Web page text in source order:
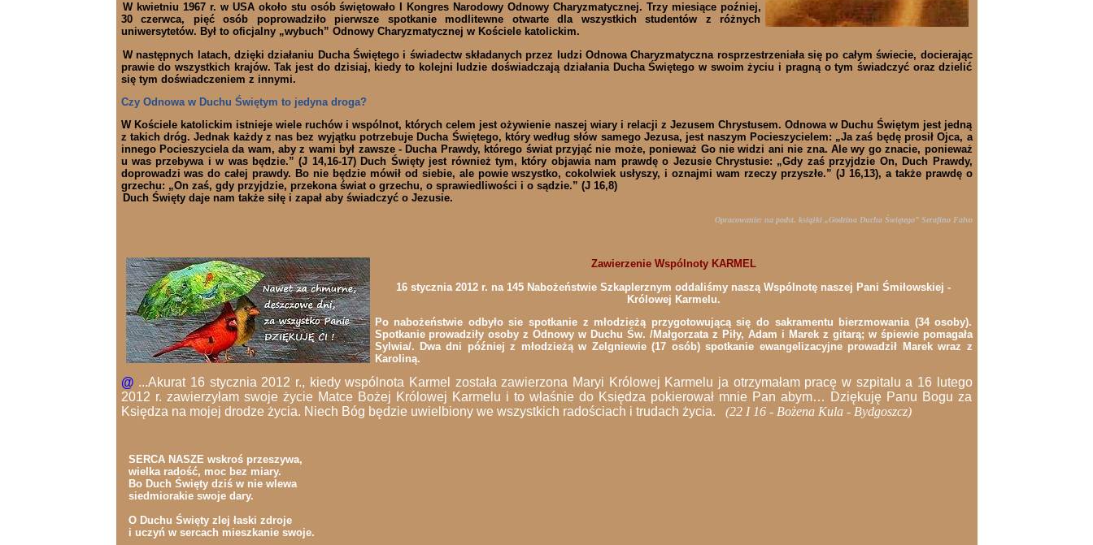
W kwietniu 1967 r. w USA około stu osób świętowało I Kongres Narodowy Odnowy Charyzmatycznej. Trzy miesiące poźniej,
30 czerwca, pięć osób poprowadziło pierwsze spotkanie modlitewne otwarte dla wszystkich studentów z różnych
uniwersytetów. Był to oficjalny „wybuch” Odnowy Charyzmatycznej w Kościele katolickim.
W następnych latach, dzięki działaniu Ducha Świętego i świadectw składanych przez ludzi Odnowa Charyzmatyczna rosprzestrzeniała się po całym świecie, docierając
prawie do wszystkich krajów. Tak jest do dzisiaj, kiedy to kolejni ludzie doświadczają działania Ducha Świętego w swoim życiu i pragną o tym świadczyć oraz dzielić
się tym doświadczeniem z innymi.
Czy Odnowa w Duchu Świętym to jedyna droga?
W Kościele katolickim istnieje wiele ruchów i wspólnot, których celem jest ożywienie naszej wiary i relacji z Jezusem Chrystusem. Odnowa w Duchu Świętym jest jedną
z takich dróg. Jednak każdy z nas bez wyjątku potrzebuje Ducha Świętego, który według słów samego Jezusa, jest naszym Pocieszycielem: „Ja zaś będę prosił Ojca, a
innego Pocieszyciela da wam, aby z wami był zawsze - Ducha Prawdy, którego świat przyjąć nie może, ponieważ Go nie widzi ani nie zna. Ale wy go znacie, ponieważ
u was przebywa i w was będzie.” (J 14,16-17) Duch Święty jest również tym, który objawia nam prawdę o Jezusie Chrystusie: „Gdy zaś przyjdzie On, Duch Prawdy,
doprowadzi was do całej prawdy. Bo nie będzie mówił od siebie, ale powie wszystko, cokolwiek usłyszy, i oznajmi wam rzeczy przyszłe.” (J 16,13), a także prawdę o
grzechu: „On zaś, gdy przyjdzie, przekona świat o grzechu, o sprawiedliwości i o sądzie.” (J 16,8)
Duch Święty daje nam także siłę i zapał aby świadczyć o Jezusie.
Opracowanie: na podst. książki „Godzina Ducha Świętego” Serafino Falvo
Zawierzenie Wspólnoty KARMEL
16 stycznia 2012 r. na 145 Nabożeństwie Szkaplerznym oddaliśmy naszą Wspólnotę naszej Pani Śmiłowskiej -
Królowej Karmelu.
Po nabożeństwie odbyło sie spotkanie z młodzieżą przygotowującą się do sakramentu bierzmowania (34 osoby).
Spotkanie prowadziły osoby z Odnowy w Duchu Św. /Małgorzata z Piły, Adam i Marek z gitarą; w śpiewie pomagała
Sylwia/. Dwa dni później z młodzieżą w Zelgniewie (17 osób) spotkanie ewangelizacyjne prowadził Marek wraz z
Karoliną.
@ ...Akurat 16 stycznia 2012 r., kiedy wspólnota Karmel została zawierzona Maryi Królowej Karmelu ja otrzymałam pracę w szpitalu a 16 lutego
2012 r. zawierzyłam swoje życie Matce Bożej Królowej Karmelu i to właśnie do Księdza pokierował mnie Pan abym… Dziękuję Panu Bogu za
Księdza na mojej drodze życia. Niech Bóg będzie uwielbiony we wszystkich radościach i trudach życia. (22 I 16 - Bożena Kula - Bydgoszcz)
SERCA NASZE wskroś przeszywa,
wielka radość, moc bez miary.
Bo Duch Święty dziś w nie wlewa
siedmiorakie swoje dary.
O Duchu Święty zlej łaski zdroje
i uczyń w sercach mieszkanie swoje.